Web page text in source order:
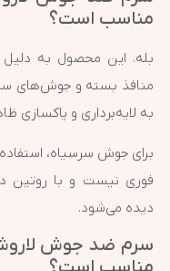
مناسب است؟
منافذ بسته و جوش‌های
به لایه‌برداری و پاکسازی
برای جوش سرسیاه،
فوری نیست و با روتین
دیده می‌شود.
سرم ضد جوش